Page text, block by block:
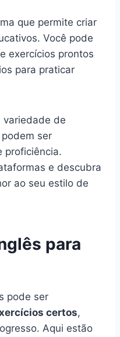
que permite criar
Você pode
exercícios prontos
para praticar
variedade de
podem ser
proficiência.
e descubra
ao seu estilo de
para
pode ser
certos,
Aqui estão